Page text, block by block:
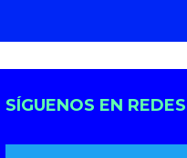
SÍGUENOS EN REDES